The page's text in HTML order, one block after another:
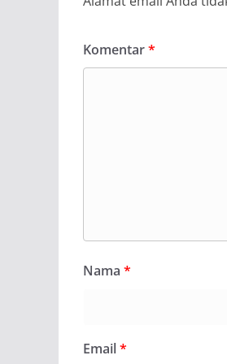
Komentar*
Nama *
Email*